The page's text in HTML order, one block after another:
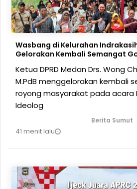
Wasbang di Kelurahan
Gelorakan Kembali Semangat
Ketua DPRD Medan Drs. Wong
M.PdB menggelorakan kembali
royong masyarakat pada acara
Ideolog
Berita Sumut
41 menit lalu